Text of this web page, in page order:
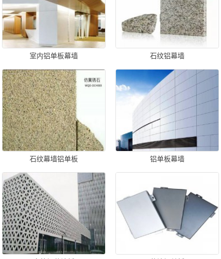
室内铝单板幕墙 石纹铝幕墙
石纹幕墙铝单板 铝单板幕墙